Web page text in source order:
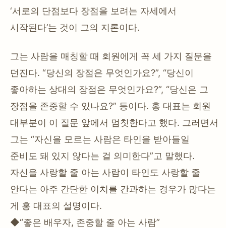
‘서로의 단점보다 장점을 보려는 자세에서
시작된다’는 것이 그의 지론이다.
그는 사람을 매칭할 때 회원에게 꼭 세 가지 질문을
던진다. “당신의 장점은 무엇인가요?”, “당신이
좋아하는 상대의 장점은 무엇인가요?”, “당신은 그
장점을 존중할 수 있나요?” 등이다. 홍 대표는 회원
대부분이 이 질문 앞에서 멈칫한다고 했다. 그러면서
그는 “자신을 모르는 사람은 타인을 받아들일
준비도 돼 있지 않다는 걸 의미한다”고 말했다.
자신을 사랑할 줄 아는 사람이 타인도 사랑할 줄
안다는 아주 간단한 이치를 간과하는 경우가 많다는
게 홍 대표의 설명이다.
◆“좋은 배우자, 존중할 줄 아는 사람”